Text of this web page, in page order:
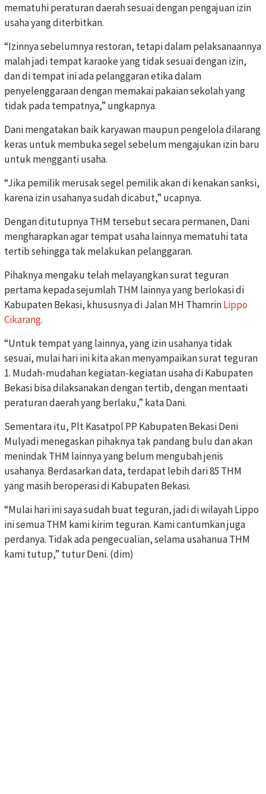
mematuhi peraturan daerah sesuai dengan pengajuan izin
usaha yang diterbitkan.
“Izinnya sebelumnya restoran, tetapi dalam pelaksanaannya
malah jadi tempat karaoke yang tidak sesuai dengan izin,
dan di tempat ini ada pelanggaran etika dalam
penyelenggaraan dengan memakai pakaian sekolah yang
tidak pada tempatnya,” ungkapnya.
Dani mengatakan baik karyawan maupun pengelola dilarang
keras untuk membuka segel sebelum mengajukan izin baru
untuk mengganti usaha.
“Jika pemilik merusak segel pemilik akan di kenakan sanksi,
karena izin usahanya sudah dicabut,” ucapnya.
Dengan ditutupnya THM tersebut secara permanen, Dani
mengharapkan agar tempat usaha lainnya mematuhi tata
tertib sehingga tak melakukan pelanggaran.
Pihaknya mengaku telah melayangkan surat teguran
pertama kepada sejumlah THM lainnya yang berlokasi di
Kabupaten Bekasi, khususnya di Jalan MH ThamrinLippo
Cikarang.
“Untuk tempat yang lainnya, yang izin usahanya tidak
sesuai, mulai hari ini kita akan menyampaikan surat teguran
1. Mudah-mudahan kegiatan-kegiatan usaha di Kabupaten
Bekasi bisa dilaksanakan dengan tertib, dengan mentaati
peraturan daerah yang berlaku,” kata Dani.
Sementara itu, Plt Kasatpol PP Kabupaten Bekasi Deni
Mulyadi menegaskan pihaknya tak pandang bulu dan akan
menindak THM lainnya yang belum mengubah jenis
usahanya. Berdasarkan data, terdapat lebih dari 85 THM
yang masih beroperasi di Kabupaten Bekasi.
“Mulai hari ini saya sudah buat teguran, jadi di wilayah Lippo
ini semua THM kami kirim teguran. Kami cantumkan juga
perdanya. Tidak ada pengecualian, selama usahanua THM
kami tutup,” tutur Deni. (dim)